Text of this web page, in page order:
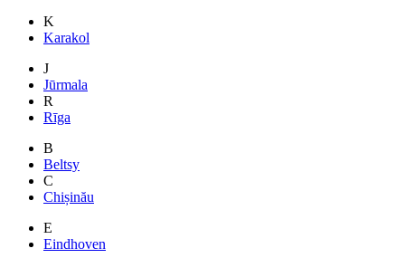
K
Karakol
J
Jūrmala
R
Rīga
B
Beltsy
C
Chișinău
E
Eindhoven